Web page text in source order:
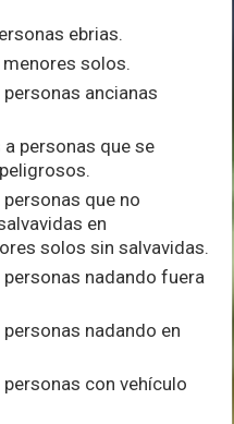
ebrias.
solos.
ancianas
personas que se
que no
en
solos sin salvavidas.
nadando fuera
nadando en
con vehículo